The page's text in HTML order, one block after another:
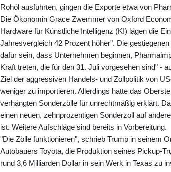
Rohöl ausführten, gingen die Exporte etwa von
Die Ökonomin Grace Zwemmer von Oxford
Hardware für Künstliche Intelligenz (KI) lägen die
Jahresvergleich 42 Prozent höher". Die
dafür sein, dass Unternehmen beginnen,
Kraft treten, die für den 31. Juli vorgesehen sind" -
Ziel der aggressiven Handels- und Zollpolitik von
weniger zu importieren. Allerdings hatte das
verhängten Sonderzölle für unrechtmäßig erklärt.
einen neuen, zehnprozentigen Sonderzoll auf
ist. Weitere Aufschläge sind bereits in Vorbereitung.
"Die Zölle funktionieren", schrieb Trump in seinem
Autobauers Toyota, die Produktion seines Pickup-
rund 3,6 Milliarden Dollar in sein Werk in Texas zu